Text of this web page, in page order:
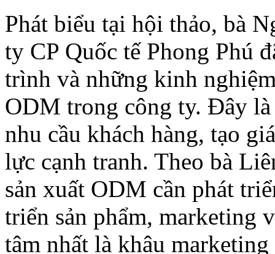
Phát biểu tại hội thảo, bà
ty CP Quốc tế Phong Phú
trình và những kinh
ODM trong công ty. Đây
nhu cầu khách hàng, tạo
lực cạnh tranh. Theo bà
sản xuất ODM cần phát
triển sản phẩm, marketing
tâm nhất là khâu